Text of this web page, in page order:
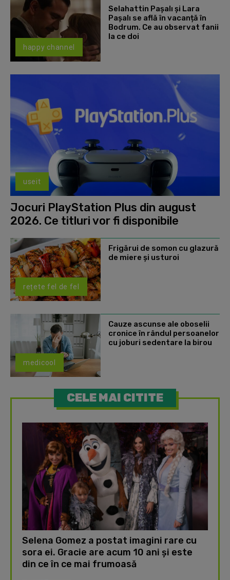
happy channel
Selahattin Paşalı și Lara
Paşalı se află în vacanță în
Bodrum. Ce au observat fanii
la ce doi
useit
Jocuri PlayStation Plus din august
2026. Ce titluri vor fi disponibile
rețete fel de fel
Frigărui de somon cu glazură
de miere și usturoi
medicool
Cauze ascunse ale oboselii
cronice în rândul persoanelor
cu joburi sedentare la birou
CELE MAI CITITE
Selena Gomez a postat imagini rare cu
sora ei. Gracie are acum 10 ani și este
din ce în ce mai frumoasă